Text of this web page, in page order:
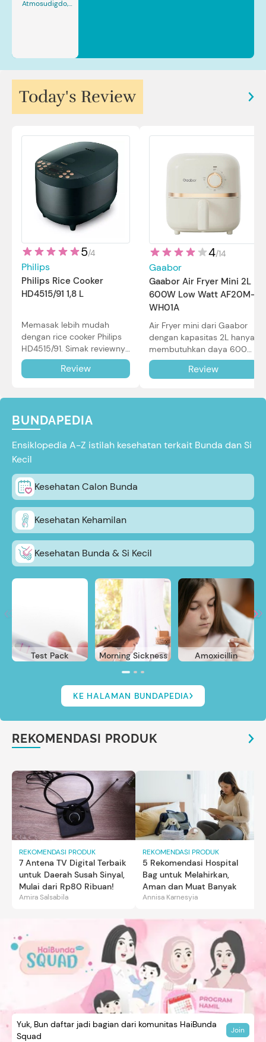
Atmosudigdo,
Today's Review
5/4
Philips
Philips Rice Cooker
HD4515/91 1,8 L
Memasak lebih mudah
dengan rice cooker Philips
HD4515/91. Simak reviewnya
di sini.
Review
4/14
Gaabor
Gaabor Air Fryer Mini 2L
600W Low Watt AF20M-
WH01A
Air Fryer mini dari Gaabor
dengan kapasitas 2L hanya
membutuhkan daya 600W
dalam pemakaian. Simak
review selengkapnya di sini.
Review
BUNDAPEDIA
Ensiklopedia A-Z istilah kesehatan terkait Bunda dan Si
Kecil
Kesehatan Calon Bunda
Kesehatan Kehamilan
Kesehatan Bunda & Si Kecil
Test Pack Morning Sickness Amoxicillin
KE HALAMAN BUNDAPEDIA
REKOMENDASI PRODUK
REKOMENDASI PRODUK
7 Antena TV Digital Terbaik
untuk Daerah Susah Sinyal,
Mulai dari Rp80 Ribuan!
Amira Salsabila
REKOMENDASI PRODUK
5 Rekomendasi Hospital
Bag untuk Melahirkan,
Aman dan Muat Banyak
Annisa Karnesyia
Yuk, Bun daftar jadi bagian dari komunitas HaiBunda
Squad
Join